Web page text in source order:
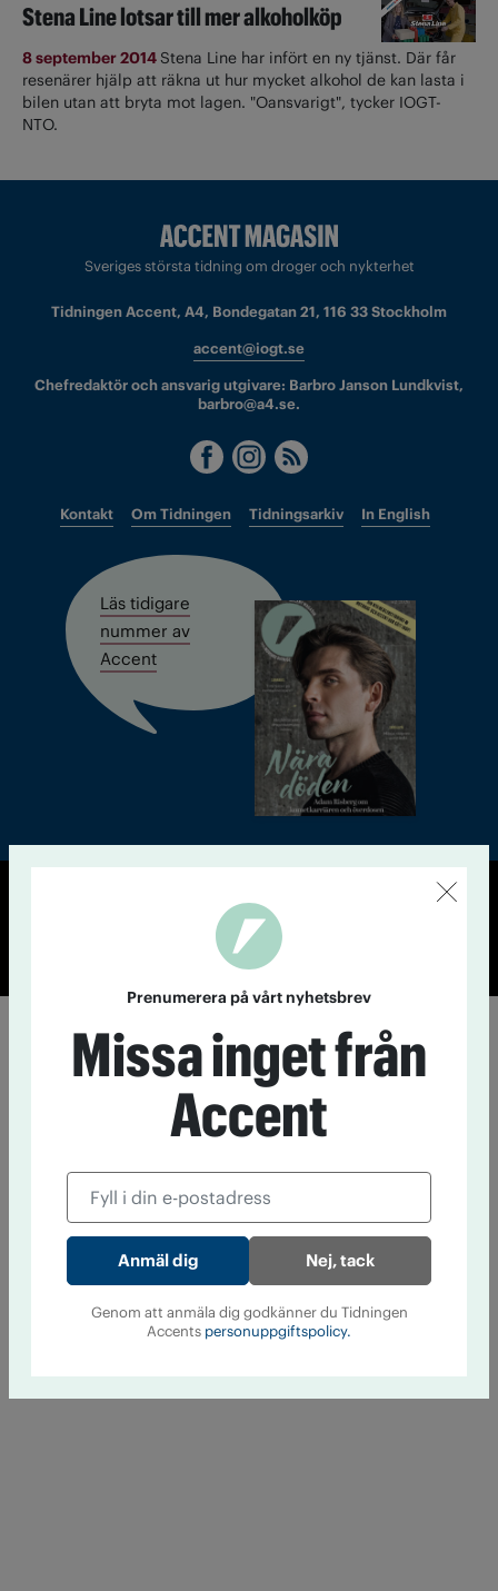
Stena Line lotsar till mer alkoholköp
8 september 2014 Stena Line har infört en ny tjänst. Där får
resenärer hjälp att räkna ut hur mycket alkohol de kan lasta i
bilen utan att bryta mot lagen. "Oansvarigt", tycker IOGT-
NTO.
Sveriges största tidning om droger och nykterhet
Tidningen Accent, A4, Bondegatan 21, 116 33 Stockholm
accent@iogt.se
Chefredaktör och ansvarig utgivare: Barbro Janson Lundkvist,
barbro@a4.se.
Kontakt Om Tidningen Tidningsarkiv In English
Läs tidigare
nummer av
Accent
© Tidningen Accent 2026
Personuppgiftspolicy
Prenumerera på vårt nyhetsbrev
Missa inget från
Accent
Nej, tack
Genom att anmäla dig godkänner du Tidningen
Accents personuppgiftspolicy.